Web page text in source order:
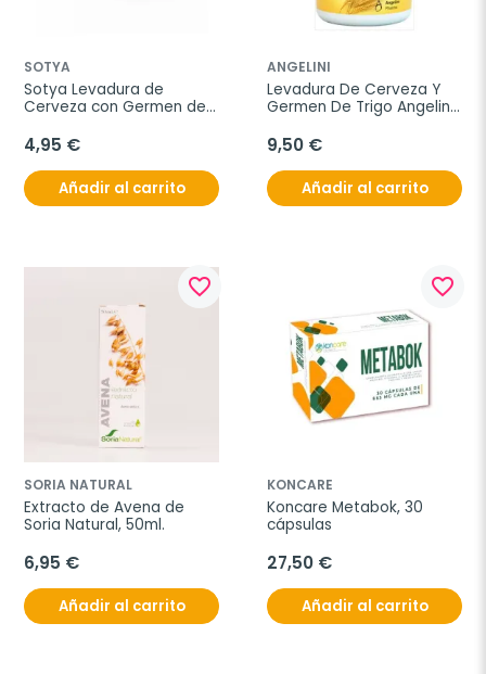
SOTYA
Sotya Levadura de
Cerveza con Germen de
4,95 €
Añadir al carrito
ANGELINI
Levadura De Cerveza Y
Germen De Trigo Angelini,
9,50 €
Añadir al carrito
favorite_border
SORIA NATURAL
Extracto de Avena de
Soria Natural, 50ml.
6,95 €
Añadir al carrito
favorite_border
KONCARE
Koncare Metabok, 30
cápsulas
27,50 €
Añadir al carrito